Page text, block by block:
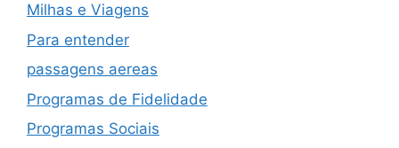
Milhas e Viagens
Para entender
passagens aereas
Programas de Fidelidade
Programas Sociais